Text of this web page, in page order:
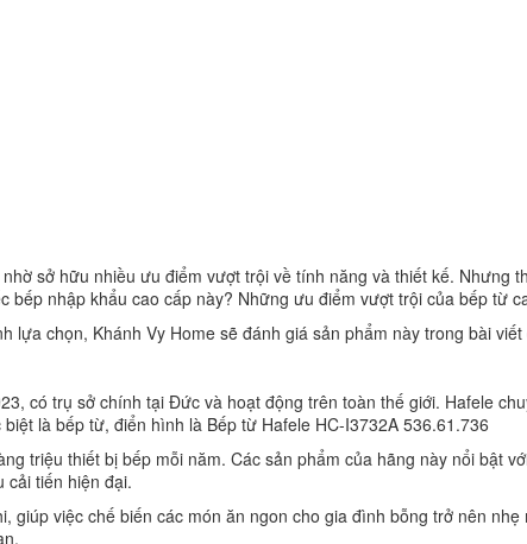
sở hữu nhiều ưu điểm vượt trội về tính năng và thiết kế. Nhưng
nhập khẩu cao cấp này? Những ưu điểm vượt trội của bếp từ
chọn, Khánh Vy Home sẽ đánh giá sản phẩm này trong bài
có trụ sở chính tại Đức và hoạt động trên toàn thế giới. Hafele
là bếp từ, điển hình là Bếp từ Hafele HC-I3732A 536.61.736
triệu thiết bị bếp mỗi năm. Các sản phẩm của hãng này nổi bật
cải tiến hiện đại.
việc chế biến các món ăn ngon cho gia đình bỗng trở nên